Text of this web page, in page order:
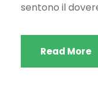
sentono il
Read More